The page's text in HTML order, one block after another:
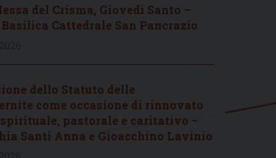
del Crisma, Giovedì Santo –
Cattedrale San Pancrazio
dello Statuto delle
come occasione di rinnovato
pastorale e caritativo –
Santi Anna e Gioacchino Lavinio